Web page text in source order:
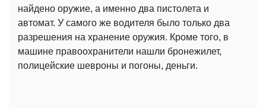
найдено оружие, а именно два пистолета и
автомат. У самого же водителя было только два
разрешения на хранение оружия. Кроме того, в
машине правоохранители нашли бронежилет,
полицейские шевроны и погоны, деньги.